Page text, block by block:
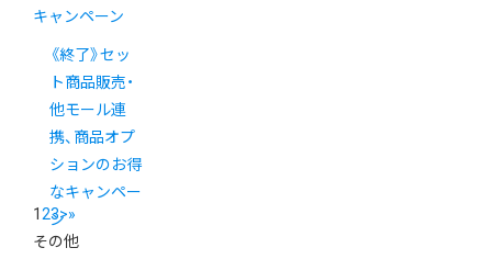
キャンペーン
《終了》セッ
ト商品販売・
他モール連
携、商品オプ
ションのお得
なキャンペー
ン
123>»
その他